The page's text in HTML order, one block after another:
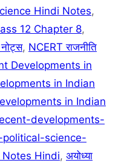
Hindi Notes,
12 Chapter 8,
नोट्स, NCERT राजनीति
Developments in
in Indian
in Indian
developments-
science-
Notes Hindi, अयोध्या